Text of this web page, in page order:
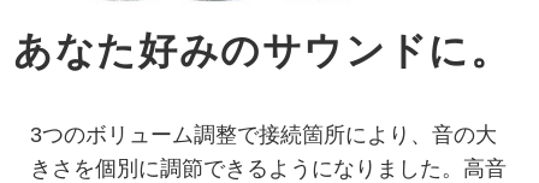
あなた好みのサウンドに。
3つのボリューム調整で接続箇所により、音の大
きさを個別に調節できるようになりました。高音